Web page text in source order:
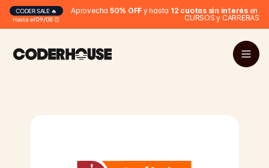
Hasta el 09/08 ⏰
CODER SALE 🔥 Aprovecha 50% OFF y hasta 12 cuotas sin interés en
CURSOS y CARRERAS